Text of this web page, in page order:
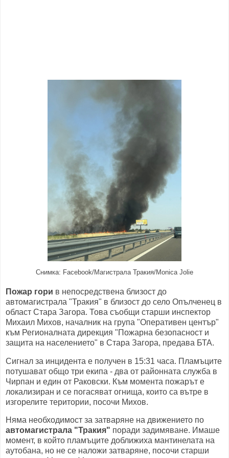
Снимка: Facebook/Магистрала Тракия/Monica Jolie
Пожар гори в непосредствена близост до
автомагистрала "Тракия" в близост до село Опълченец в
област Стара Загора. Това съобщи старши инспектор
Михаил Михов, началник на група "Оперативен център"
към Регионалната дирекция "Пожарна безопасност и
защита на населението" в Стара Загора, предава БТА.
Сигнал за инцидента е получен в 15:31 часа. Пламъците
потушават общо три екипа - два от районната служба в
Чирпан и един от Раковски. Към момента пожарът е
локализиран и се погасяват огнища, които са вътре в
изгорелите територии, посочи Михов.
Няма необходимост за затваряне на движението по
автомагистрала "Тракия" поради задимяване. Имаше
момент, в който пламъците доближиха мантинелата на
аутобана, но не се наложи затваряне, посочи старши